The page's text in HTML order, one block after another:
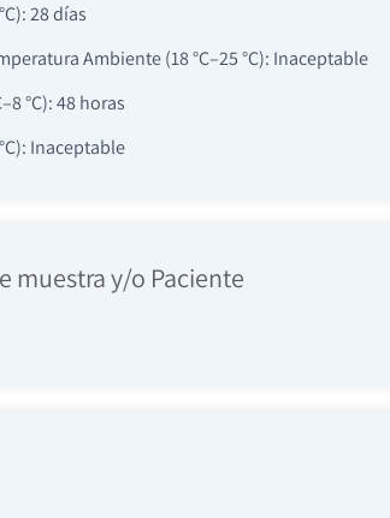
28 días
Ambiente (18 °C–25 °C): Inaceptable
°C): 48 horas
Inaceptable
muestra y/o Paciente